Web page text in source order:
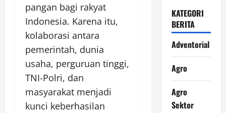
pangan bagi rakyat
Indonesia. Karena itu,
kolaborasi antara
pemerintah, dunia
usaha, perguruan tinggi,
TNI-Polri, dan
masyarakat menjadi
kunci keberhasilan
KATEGORI
BERITA
Adventorial
Agro
Agro
Sektor